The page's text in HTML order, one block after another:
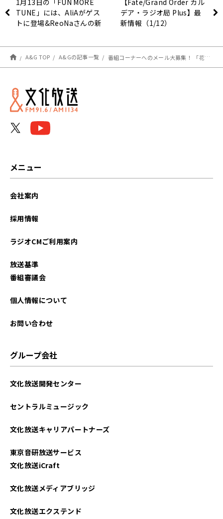
TUNE」には、AliAがゲス
トに登場&ReoNaさんの新
デア・ラジオ局 Plus】最
新情報（1/12）
A&G TOP A&Gの記事一覧 番組コーナーへのメール大募集！ 「花澤香菜のひとりでできるかな？」
メニュー
会社案内
採用情報
ラジオCMご利用案内
放送基準
番組審議会
個人情報について
お問い合わせ
グループ会社
文化放送開発センター
セントラルミュージック
文化放送キャリアパートナーズ
東京音研放送サービス
文化放送iCraft
文化放送メディアブリッジ
文化放送エクステンド